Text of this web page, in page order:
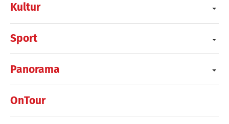
Kultur
Sport
Panorama
OnTour